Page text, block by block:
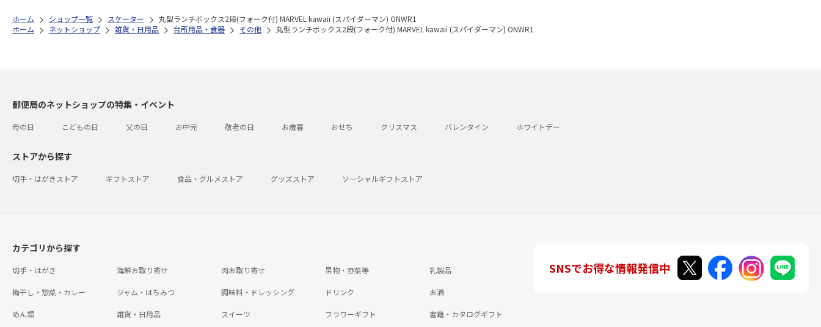
ホーム ショップ一覧 スケーター
丸型ランチボックス2段(フォーク付) MARVEL kawaii (スパイダーマン) ONWR1
ホーム
ネットショップ 雑貨・日用品 台所用品・食器 その他 丸型ランチボックス2段(フォーク付) MARVEL kawaii (スパイダーマン) ONWR1
郵便局のネットショップの特集・イベント
母の日 こどもの日 父の日 お中元 敬老の日 お歳暮 おせち クリスマス バレンタイン ホワイトデー
ストアから探す
切手・はがきストア ギフトストア 食品・グルメストア グッズストア ソーシャルギフトストア
カテゴリから探す
切手・はがき 海鮮お取り寄せ 肉お取り寄せ 果物・野菜等 乳製品
梅干し・惣菜・カレー ジャム・はちみつ 調味料・ドレッシング ドリンク お酒
めん類 雑貨・日用品 スイーツ フラワーギフト 書籍・カタログギフト
SNSでお得な情報発信中